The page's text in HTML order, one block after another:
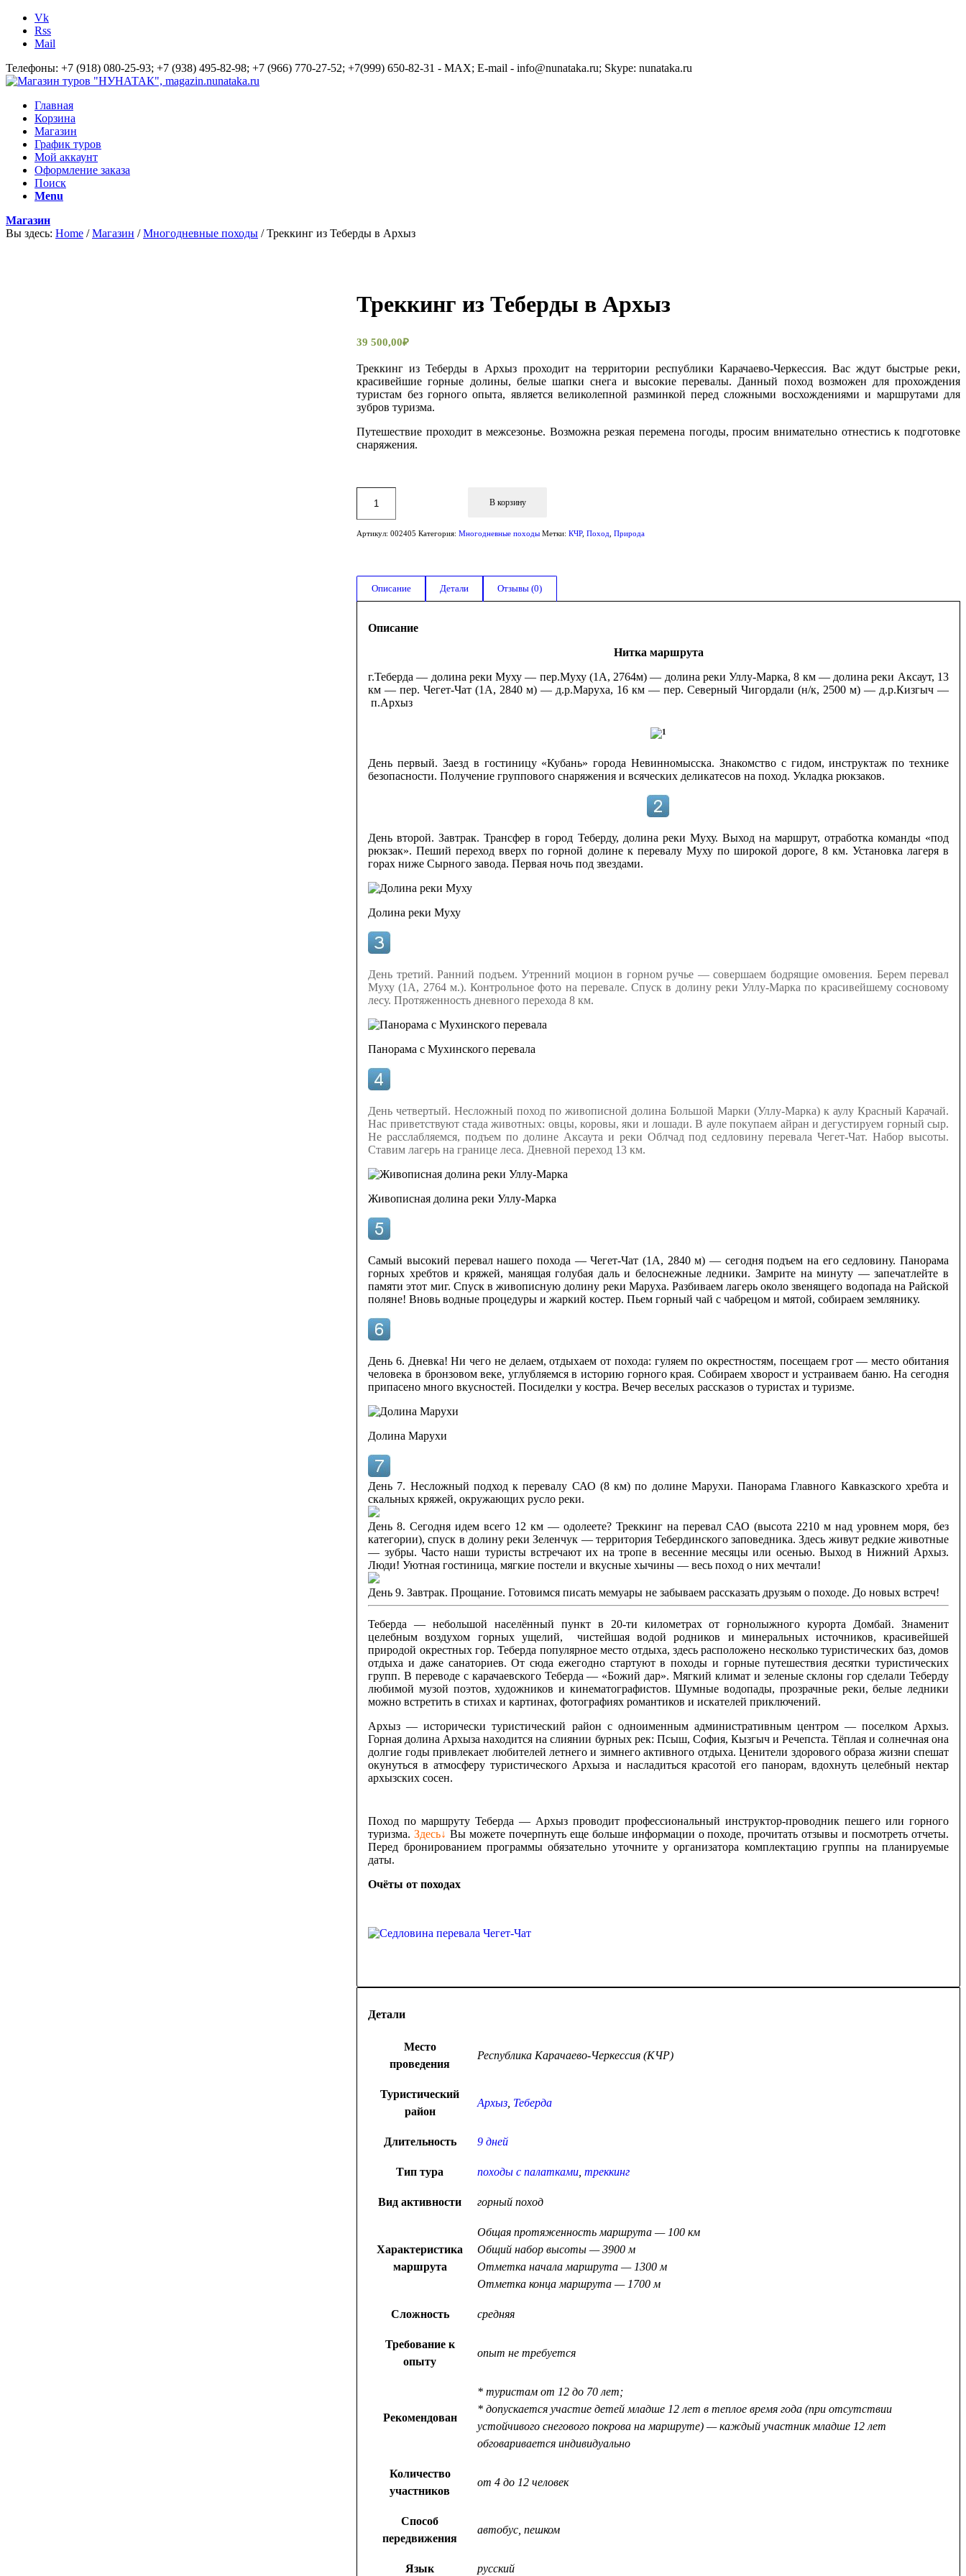
Vk
Rss
Mail
Телефоны: +7 (918) 080-25-93; +7 (938) 495-82-98; +7 (966) 770-27-52; +7(999) 650-82-31 - MAX; E-mail - info@nunataka.ru; Skype: nunataka.ru
Главная
Корзина
Магазин
График туров
Мой аккаунт
Оформление заказа
Поиск
Menu
Магазин
Вы здесь: Home / Магазин / Многодневные походы / Треккинг из Теберды в Архыз
Треккинг из Теберды в Архыз
39 500,00₽
Треккинг из Теберды в Архыз проходит на территории республики Карачаево-Черкессия. Вас ждут быстрые реки,
красивейшие горные долины, белые шапки снега и высокие перевалы. Данный поход возможен для прохождения
туристам без горного опыта, является великолепной разминкой перед сложными восхождениями и маршрутами для
зубров туризма.
Путешествие проходит в межсезонье. Возможна резкая перемена погоды, просим внимательно отнестись к подготовке
снаряжения.
В корзину
Артикул:002405 Категория:Многодневные походы Метки:КЧР,Поход ,Природа
Описание Детали Отзывы (0)
Описание
Нитка маршрута
г.Теберда — долина реки Муху — пер.Муху (1А, 2764м) — долина реки Уллу-Марка, 8 км — долина реки Аксаут, 13
км — пер. Чегет-Чат (1А, 2840 м) — д.р.Маруха, 16 км — пер. Северный Чигордали (н/к, 2500 м) — д.р.Кизгыч —
п.Архыз
День первый. Заезд в гостиницу «Кубань» города Невинномысска. Знакомство с гидом, инструктаж по технике
безопасности. Получение группового снаряжения и всяческих деликатесов на поход. Укладка рюкзаков.
День второй. Завтрак. Трансфер в город Теберду, долина реки Муху. Выход на маршрут, отработка команды «под
рюкзак». Пеший переход вверх по горной долине к перевалу Муху по широкой дороге, 8 км. Установка лагеря в
горах ниже Сырного завода. Первая ночь под звездами.
Долина реки Муху
День третий. Ранний подъем. Утренний моцион в горном ручье — совершаем бодрящие омовения. Берем перевал
Муху (1А, 2764 м.). Контрольное фото на перевале. Спуск в долину реки Уллу-Марка по красивейшему сосновому
лесу. Протяженность дневного перехода 8 км.
Панорама с Мухинского перевала
День четвертый. Несложный поход по живописной долина Большой Марки (Уллу-Марка) к аулу Красный Карачай.
Нас приветствуют стада животных: овцы, коровы, яки и лошади. В ауле покупаем айран и дегустируем горный сыр.
Не расслабляемся, подъем по долине Аксаута и реки Облчад под седловину перевала Чегет-Чат. Набор высоты.
Ставим лагерь на границе леса. Дневной переход 13 км.
Живописная долина реки Уллу-Марка
Самый высокий перевал нашего похода — Чегет-Чат (1А, 2840 м) — сегодня подъем на его седловину. Панорама
горных хребтов и кряжей, манящая голубая даль и белоснежные ледники. Замрите на минуту — запечатлейте в
памяти этот миг. Спуск в живописную долину реки Маруха. Разбиваем лагерь около звенящего водопада на Райской
поляне! Вновь водные процедуры и жаркий костер. Пьем горный чай с чабрецом и мятой, собираем землянику.
День 6. Дневка! Ни чего не делаем, отдыхаем от похода: гуляем по окрестностям, посещаем грот — место обитания
человека в бронзовом веке, углубляемся в историю горного края. Собираем хворост и устраиваем баню. На сегодня
припасено много вкусностей. Посиделки у костра. Вечер веселых рассказов о туристах и туризме.
Долина Марухи
День 7. Несложный подход к перевалу САО (8 км) по долине Марухи. Панорама Главного Кавказского хребта и
скальных кряжей, окружающих русло реки.
День 8. Сегодня идем всего 12 км — одолеете? Треккинг на перевал САО (высота 2210 м над уровнем моря, без
категории), спуск в долину реки Зеленчук — территория Тебердинского заповедника. Здесь живут редкие животные
— зубры. Часто наши туристы встречают их на тропе в весенние месяцы или осенью. Выход в Нижний Архыз.
Люди! Уютная гостиница, мягкие постели и вкусные хычины — весь поход о них мечтали!
День 9. Завтрак. Прощание. Готовимся писать мемуары не забываем рассказать друзьям о походе. До новых встреч!
Теберда — небольшой населённый пункт в 20-ти километрах от горнолыжного курорта Домбай. Знаменит
целебным воздухом горных ущелий, чистейшая водой родников и минеральных источников, красивейшей
природой окрестных гор. Теберда популярное место отдыха, здесь расположено несколько туристических баз, домов
отдыха и даже санаториев. От сюда ежегодно стартуют в походы и горные путешествия десятки туристических
групп. В переводе с карачаевского Теберда — «Божий дар». Мягкий климат и зеленые склоны гор сделали Теберду
любимой музой поэтов, художников и кинематографистов. Шумные водопады, прозрачные реки, белые ледники
можно встретить в стихах и картинах, фотографиях романтиков и искателей приключений.
Архыз — исторически туристический район с одноименным административным центром — поселком Архыз.
Горная долина Архыза находится на слиянии бурных рек: Псыш, София, Кызгыч и Речепста. Тёплая и солнечная она
долгие годы привлекает любителей летнего и зимнего активного отдыха. Ценители здорового образа жизни спешат
окунуться в атмосферу туристического Архыза и насладиться красотой его панорам, вдохнуть целебный нектар
архызских сосен.
Поход по маршруту Теберда — Архыз проводит профессиональный инструктор-проводник пешего или горного
туризма.Здесь↓ Вы можете почерпнуть еще больше информации о походе, прочитать отзывы и посмотреть отчеты.
Перед бронированием программы обязательно уточните у организатора комплектацию группы на планируемые
даты.
Очёты от походах
Детали
Место
проведения
Республика Карачаево-Черкессия (КЧР)
Туристический
район
Архыз Теберда
Длительность 9 дней
Тип тура походы с палатками ,треккинг
Вид активности горный поход
Характеристика
маршрута
Общая протяженность маршрута — 100 км
Общий набор высоты — 3900 м
Отметка начала маршрута — 1300 м
Отметка конца маршрута — 1700 м
Сложность средняя
Требование к
опыту
опыт не требуется
Рекомендован
* туристам от 12 до 70 лет;
* допускается участие детей младше 12 лет в теплое время года (при отсутствии
устойчивого снегового покрова на маршруте) — каждый участник младше 12 лет
обговаривается индивидуально
Количество
участников
от 4 до 12 человек
Способ
передвижения
автобус, пешком
Язык русский